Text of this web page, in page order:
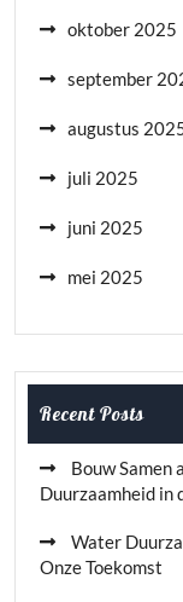
oktober 2025
september
augustus
juli 2025
juni 2025
mei 2025
Recent Posts
Bouw Samen
Duurzaamheid in
Water
Onze Toekomst